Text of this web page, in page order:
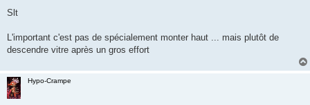
s
g
n
l
u
Slt
L'important c'est pas de spécialement monter haut ... mais plutôt de
descendre vitre après un gros effort
Hypo-Crampe